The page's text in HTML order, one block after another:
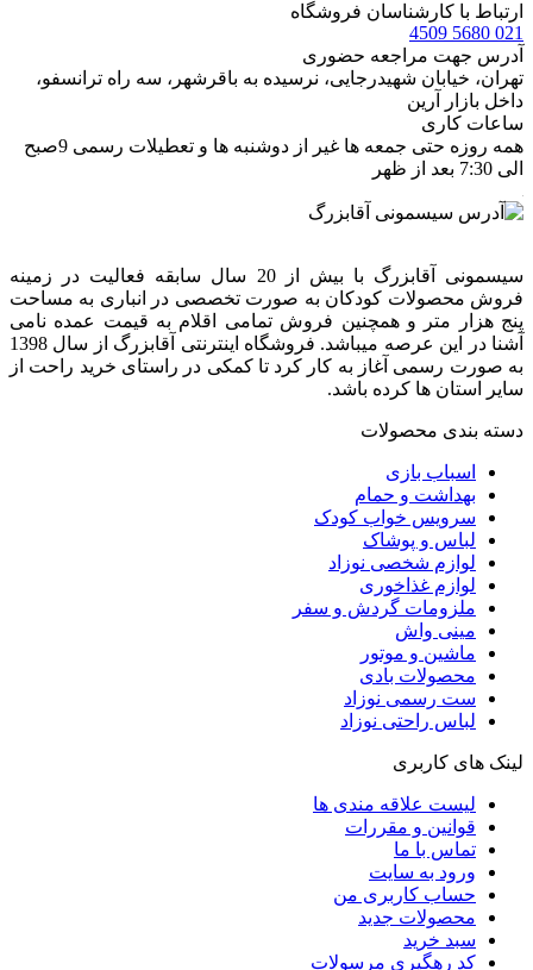
ارتباط با کارشناسان فروشگاه
021 5680 4509
آدرس جهت مراجعه حضوری
تهران، خيابان شهيدرجايى، نرسیده به باقرشهر، سه راه ترانسفو،
داخل بازار آرین
ساعات کاری
همه روزه حتی جمعه ها غیر از دوشنبه ها و تعطیلات رسمی 9صبح
الی 7:30 بعد از ظهر
سیسمونی آقابزرگ با بیش از 20 سال سابقه فعالیت در زمینه
فروش محصولات کودکان به صورت تخصصی در انباری به مساحت
پنج هزار متر و همچنین فروش تمامی اقلام به قیمت عمده نامی
آشنا در این عرصه میباشد. فروشگاه اینترنتی آقابزرگ از سال 1398
به صورت رسمی آغاز به کار کرد تا کمکی در راستای خرید راحت از
سایر استان ها کرده باشد.
دسته بندی محصولات
اسباب بازی
بهداشت و حمام
سرویس خواب کودک
لباس و پوشاک
لوازم شخصی نوزاد
لوازم غذاخوری
ملزومات گردش و سفر
مینی واش
ماشین و موتور
محصولات بادی
ست رسمی نوزاد
لباس راحتی نوزاد
لینک های کاربری
لیست علاقه مندی ها
قوانین و مقررات
تماس با ما
ورود به سایت
حساب کاربری من
محصولات جدید
سبد خرید
کد رهگیری مرسولات